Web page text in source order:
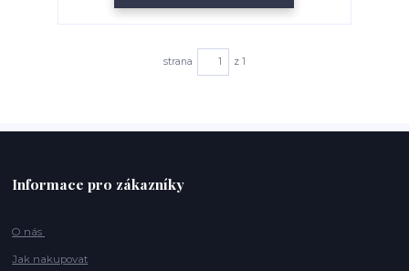
strana z 1
Informace pro zákazníky
O nás
Jak nakupovat